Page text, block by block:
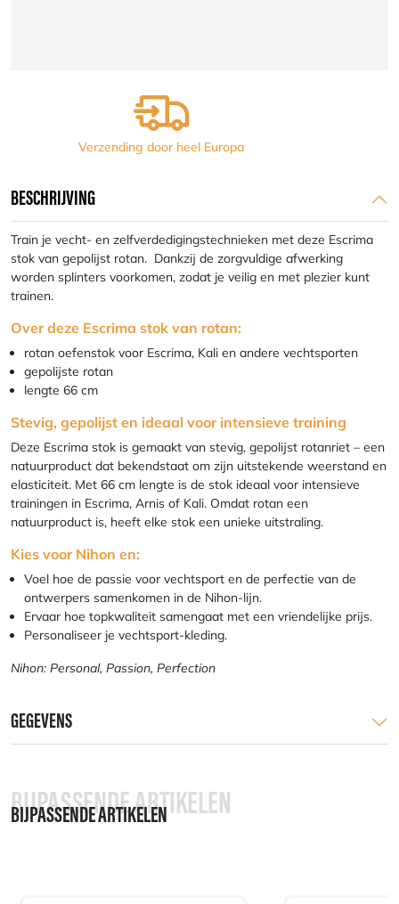
BESCHRIJVING
Train je vecht- en zelfverdedigingstechnieken met deze Escrima
stok van gepolijst rotan. Dankzij de zorgvuldige afwerking
worden splinters voorkomen, zodat je veilig en met plezier kunt
trainen.
Over deze Escrima stok van rotan:
rotan oefenstok voor Escrima, Kali en andere vechtsporten
gepolijste rotan
lengte 66 cm
Stevig, gepolijst en ideaal voor intensieve training
Deze Escrima stok is gemaakt van stevig, gepolijst rotanriet – een
natuurproduct dat bekendstaat om zijn uitstekende weerstand en
elasticiteit. Met 66 cm lengte is de stok ideaal voor intensieve
trainingen in Escrima, Arnis of Kali. Omdat rotan een
natuurproduct is, heeft elke stok een unieke uitstraling.
Kies voor Nihon en:
Voel hoe de passie voor vechtsport en de perfectie van de
ontwerpers samenkomen in de Nihon-lijn.
Ervaar hoe topkwaliteit samengaat met een vriendelijke prijs.
Personaliseer je vechtsport-kleding.
Nihon: Personal, Passion, Perfection
GEGEVENS
BIJPASSENDE ARTIKELEN
BIJPASSENDE ARTIKELEN